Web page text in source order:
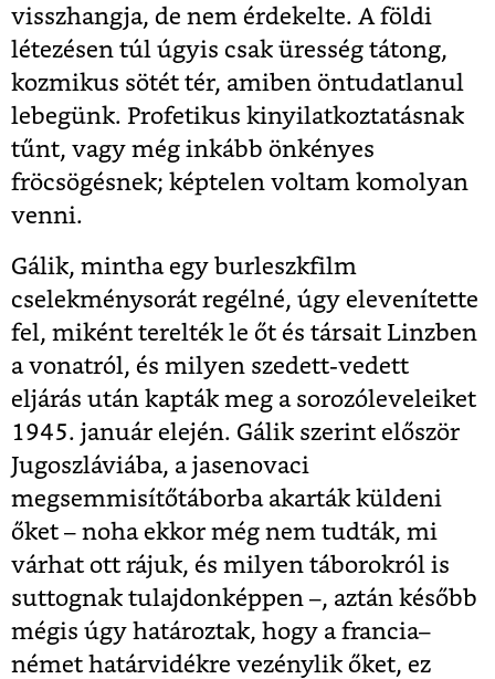
visszhangja, de nem érdekelte. A földi
létezésen túl úgyis csak üresség tátong,
kozmikus sötét tér, amiben öntudatlanul
lebegünk. Profetikus kinyilatkoztatásnak
tűnt, vagy még inkább önkényes
fröcsögésnek; képtelen voltam komolyan
venni.
Gálik, mintha egy burleszkfilm
cselekménysorát regélné, úgy elevenítette
fel, miként terelték le őt és társait Linzben
a vonatról, és milyen szedett-vedett
eljárás után kapták meg a sorozóleveleiket
1945. január elején. Gálik szerint először
Jugoszláviába, a jasenovaci
megsemmisítőtáborba akarták küldeni
őket – noha ekkor még nem tudták, mi
várhat ott rájuk, és milyen táborokról is
suttognak tulajdonképpen –, aztán később
mégis úgy határoztak, hogy a francia–
német határvidékre vezénylik őket, ez